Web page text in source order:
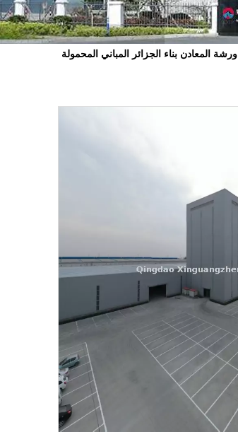
ورشة المعادن بناء الجزائر المباني المحمولة